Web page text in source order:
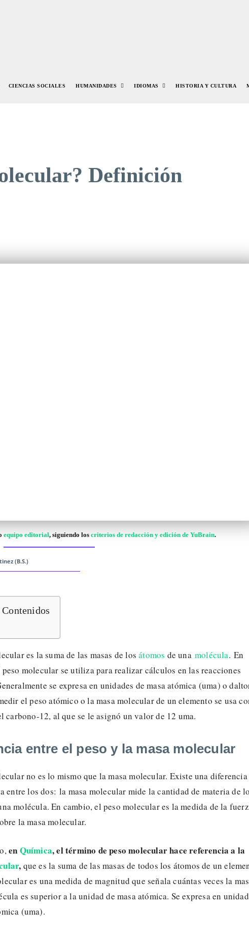
CIENCIAS SOCIALES HUMANIDADES IDIOMAS HISTORIA Y CULTURA
Definición
equipo editorial, siguiendo los criterios de redacción y edición de YuBrain.
(B.S.)
es la suma de las masas de losátomos de una molécula. En
molecular se utiliza para realizar cálculos en las reacciones
se expresa en unidades de masa atómica (uma) o
el peso atómico o la masa molecular de un elemento se usa
carbono-12, al que se le asignó un valor de 12 uma.
entre el peso y la masa molecular
no es lo mismo que la masa molecular. Existe una diferencia
entre los dos: la masa molecular mide la cantidad de materia de
molécula. En cambio, el peso molecular es la medida de la
la masa molecular.
en Química, el término de peso molecular hace referencia a la
, que es la suma de las masas de todos los átomos de un
es una medida de magnitud que señala cuántas veces la
es superior a la unidad de masa atómica. Se expresa en
(uma).